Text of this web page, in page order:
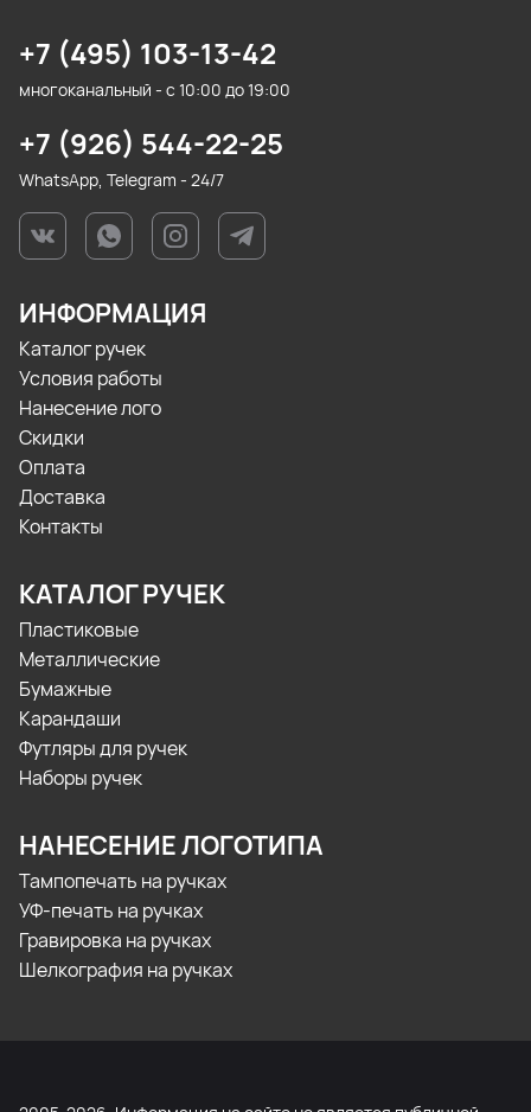
+7 (495) 103-13-42
многоканальный - с 10:00 до 19:00
+7 (926) 544-22-25
WhatsApp, Telegram - 24/7
ИНФОРМАЦИЯ
Каталог ручек
Условия работы
Нанесение лого
Скидки
Оплата
Доставка
Контакты
КАТАЛОГ РУЧЕК
Пластиковые
Металлические
Бумажные
Карандаши
Футляры для ручек
Наборы ручек
НАНЕСЕНИЕ ЛОГОТИПА
Тампопечать на ручках
УФ-печать на ручках
Гравировка на ручках
Шелкография на ручках